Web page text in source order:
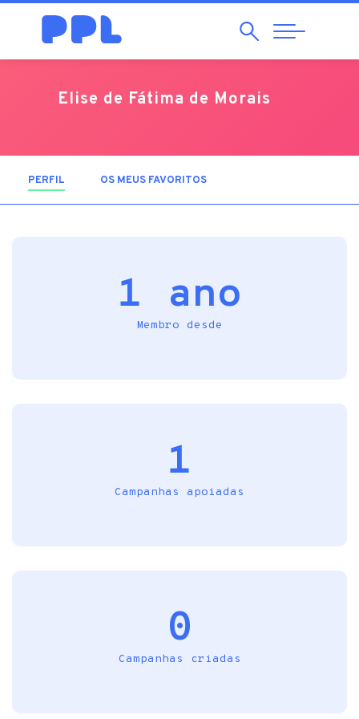
Pesquisar
Abrir
Navegação
Elise de Fátima de Morais
PERFIL (SEPARADOR ATIVO)
OS MEUS FAVORITOS
1 ano
Membro desde
1
Campanhas apoiadas
0
Campanhas criadas